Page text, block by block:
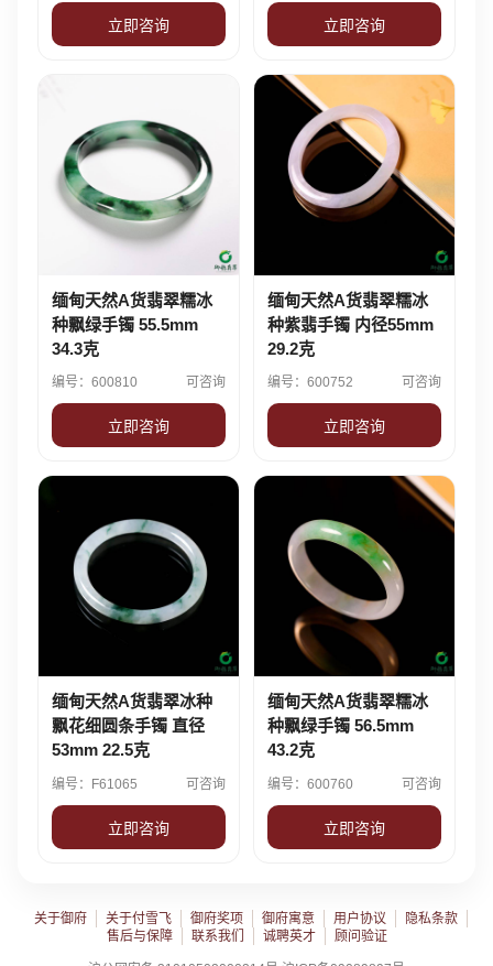
立即咨询 立即咨询
缅甸天然A货翡翠糯冰
种飘绿手镯 55.5mm
34.3克
编号：600810 可咨询
立即咨询
缅甸天然A货翡翠糯冰
种紫翡手镯 内径55mm
29.2克
编号：600752 可咨询
立即咨询
缅甸天然A货翡翠冰种
飘花细圆条手镯 直径
53mm 22.5克
编号：F61065 可咨询
立即咨询
缅甸天然A货翡翠糯冰
种飘绿手镯 56.5mm
43.2克
编号：600760 可咨询
立即咨询
关于御府 关于付雪飞 御府奖项 御府寓意 用户协议
隐私条款
售后与保障
联系我们 诚聘英才 顾问验证